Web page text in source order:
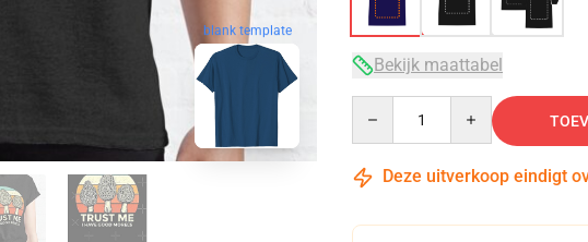
blank template
Bekijk maattabel
Deze uitverkoop eindigt